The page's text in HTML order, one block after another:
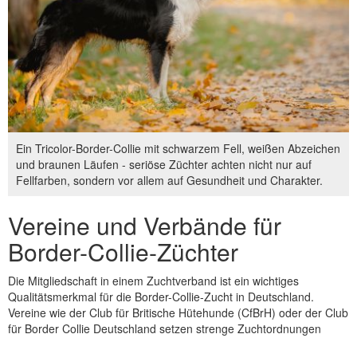
Ein Tricolor-Border-Collie mit schwarzem Fell, weißen Abzeichen
und braunen Läufen - seriöse Züchter achten nicht nur auf
Fellfarben, sondern vor allem auf Gesundheit und Charakter.
Vereine und Verbände für
Border-Collie-Züchter
Die Mitgliedschaft in einem Zuchtverband ist ein wichtiges
Qualitätsmerkmal für die Border-Collie-Zucht in Deutschland.
Vereine wie der Club für Britische Hütehunde (CfBrH) oder der Club
für Border Collie Deutschland setzen strenge Zuchtordnungen